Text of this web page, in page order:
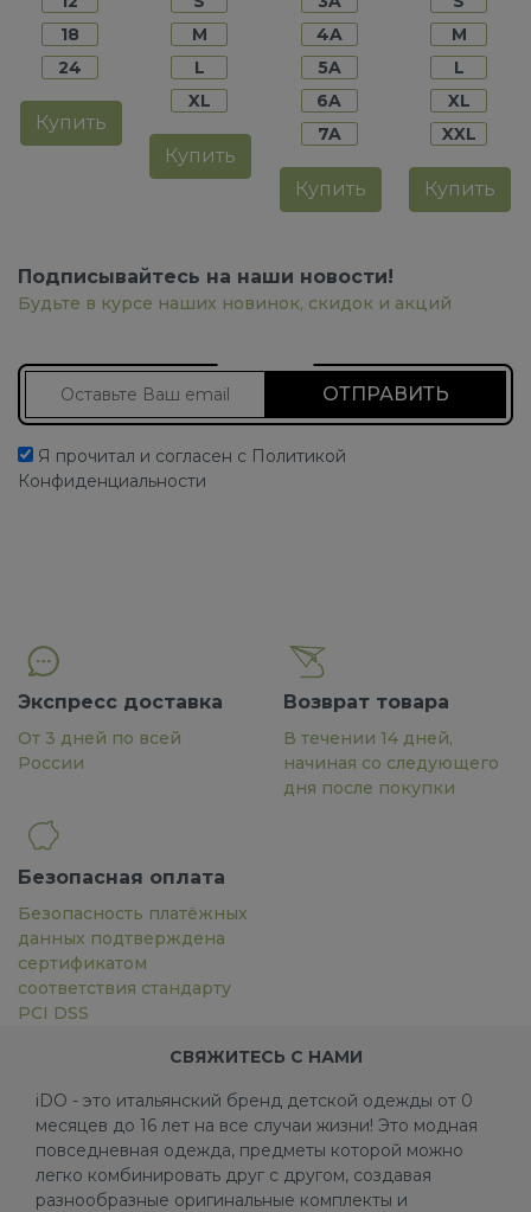
18
24
Купить
M
L
XL
Купить
4A
5A
6A
7A
Купить
M
L
XL
XXL
Купить
Подписывайтесь на наши новости!
Будьте в курсе наших новинок, скидок и акций
Я прочитал и согласен с Политикой
Конфиденциальности
Экспресс доставка
От 3 дней по всей
России
Возврат товара
В течении 14 дней,
начиная со следующего
дня после покупки
Безопасная оплата
Безопасность платёжных
данных подтверждена
сертификатом
соответствия стандарту
PCI DSS
СВЯЖИТЕСЬ С НАМИ
iDO - это итальянский бренд детской одежды от 0
месяцев до 16 лет на все случаи жизни! Это модная
повседневная одежда, предметы которой можно
легко комбинировать друг с другом, создавая
разнообразные оригинальные комплекты и